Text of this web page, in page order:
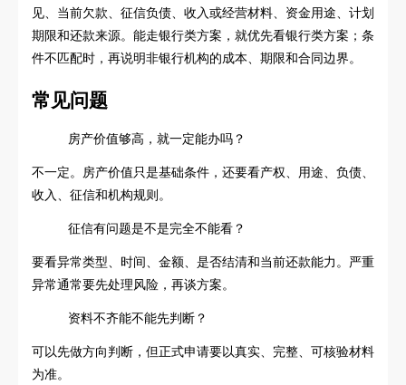
见、当前欠款、征信负债、收入或经营材料、资金用途、计划
期限和还款来源。能走银行类方案，就优先看银行类方案；条
件不匹配时，再说明非银行机构的成本、期限和合同边界。
常见问题
房产价值够高，就一定能办吗？
不一定。房产价值只是基础条件，还要看产权、用途、负债、
收入、征信和机构规则。
征信有问题是不是完全不能看？
要看异常类型、时间、金额、是否结清和当前还款能力。严重
异常通常要先处理风险，再谈方案。
资料不齐能不能先判断？
可以先做方向判断，但正式申请要以真实、完整、可核验材料
为准。